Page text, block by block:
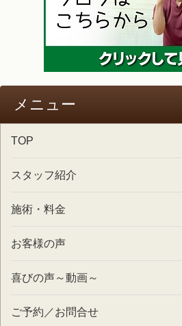
メニュー
TOP
スタッフ紹介
施術・料金
お客様の声
喜びの声～動画～
ご予約／お問合せ